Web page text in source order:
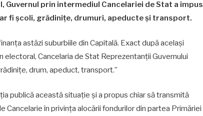
prin intermediul Cancelariei de Stat a impus
fi școli, grădinițe, drumuri, apeducte și transport.
astăzi suburbiile din Capitală. Exact după același
electoral, Cancelaria de Stat Reprezentanții Guvernului
drum, apeduct, transport.”
publică această situație și a propus chiar să transmită
în privința alocării fondurilor din partea Primăriei